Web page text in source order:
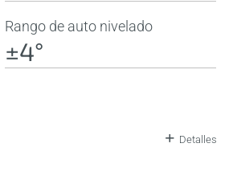
Rango de auto nivelado
±4°
Detalles